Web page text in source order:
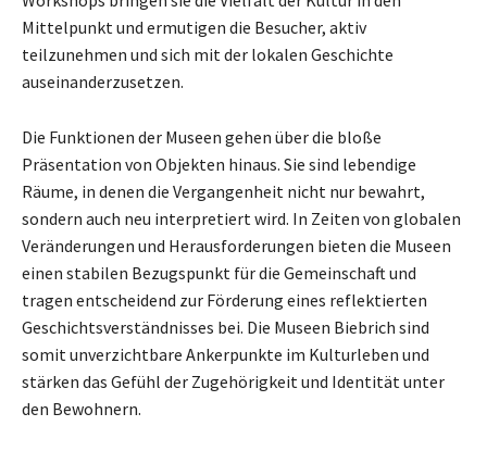
Mittelpunkt und ermutigen die Besucher, aktiv
teilzunehmen und sich mit der lokalen Geschichte
auseinanderzusetzen.
Die Funktionen der Museen gehen über die bloße
Präsentation von Objekten hinaus. Sie sind lebendige
Räume, in denen die Vergangenheit nicht nur bewahrt,
sondern auch neu interpretiert wird. In Zeiten von globalen
Veränderungen und Herausforderungen bieten die Museen
einen stabilen Bezugspunkt für die Gemeinschaft und
tragen entscheidend zur Förderung eines reflektierten
Geschichtsverständnisses bei. Die Museen Biebrich sind
somit unverzichtbare Ankerpunkte im Kulturleben und
stärken das Gefühl der Zugehörigkeit und Identität unter
den Bewohnern.